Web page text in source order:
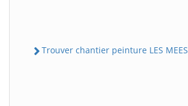
Trouver chantier peinture LES MEES